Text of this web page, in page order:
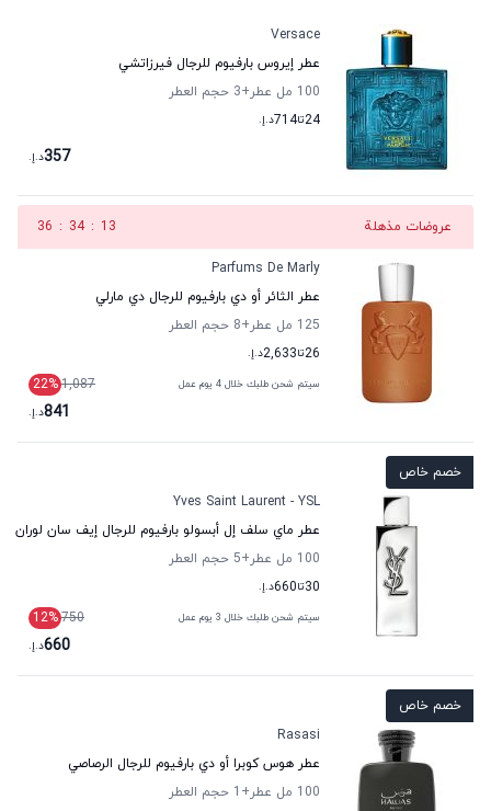
Versace
عطر إيروس بارفيوم للرجال فيرزاتشي
100 مل عطر
+3
حجم العطر
24تا714د.إ.
357د.إ.
عروضات مذهلة 12
:
34
:
36
Parfums De Marly
عطر الثائر أو دي بارفيوم للرجال دي مارلي
125 مل عطر
+8
حجم العطر
26تا2,633د.إ.
سيتم شحن طلبك خلال 4 يوم عمل 1,087
22%
841د.إ.
خصم خاص
Yves Saint Laurent - YSL
عطر ماي سلف إل أبسولو بارفيوم للرجال إيف سان لوران
100 مل عطر
+5
حجم العطر
30تا660د.إ.
سيتم شحن طلبك خلال 3 يوم عمل 750
12%
660د.إ.
خصم خاص
Rasasi
عطر هوس كوبرا أو دي بارفيوم للرجال الرصاصي
100 مل عطر
+1
حجم العطر